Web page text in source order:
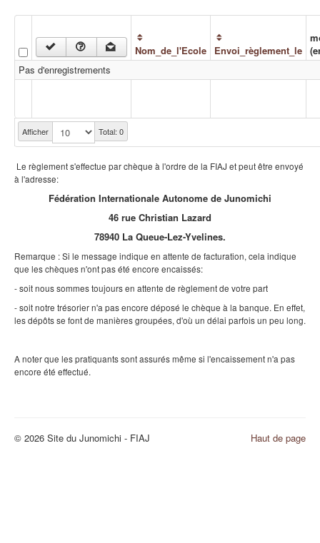
Nom_de_l'Ecole Envoi_règlement_le
Afficher Total: 0
Pas d'enregistrements
Le règlement s'effectue par chèque à l'ordre de la FIAJ et peut être envoyé
à l'adresse:
Fédération Internationale Autonome de Junomichi
46 rue Christian Lazard
78940 La Queue-Lez-Yvelines.
Remarque : Si le message indique en attente de facturation, cela indique
que les chèques n'ont pas été encore encaissés:
- soit nous sommes toujours en attente de règlement de votre part
- soit notre trésorier n'a pas encore déposé le chèque à la banque. En effet,
les dépôts se font de manières groupées, d'où un délai parfois un peu long.
A noter que les pratiquants sont assurés même si l'encaissement n'a pas
encore été effectué.
Haut de page
© 2026 Site du Junomichi - FIAJ